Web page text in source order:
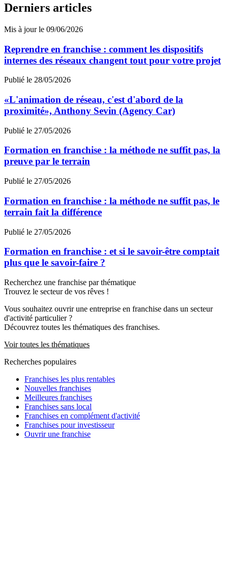
Derniers articles
Mis à jour le 09/06/2026
Reprendre en franchise : comment les dispositifs
internes des réseaux changent tout pour votre projet
Publié le 28/05/2026
«L'animation de réseau, c'est d'abord de la
proximité», Anthony Sevin (Agency Car)
Publié le 27/05/2026
Formation en franchise : la méthode ne suffit pas, la
preuve par le terrain
Publié le 27/05/2026
Formation en franchise : la méthode ne suffit pas, le
terrain fait la différence
Publié le 27/05/2026
Formation en franchise : et si le savoir-être comptait
plus que le savoir-faire ?
Recherchez une franchise par thématique
Trouvez le secteur de vos rêves !
Vous souhaitez ouvrir une entreprise en franchise dans un secteur
d'activité particulier ?
Découvrez toutes les thématiques des franchises.
Voir toutes les thématiques
Recherches populaires
Franchises les plus rentables
Nouvelles franchises
Meilleures franchises
Franchises sans local
Franchises en complément d'activité
Franchises pour investisseur
Ouvrir une franchise